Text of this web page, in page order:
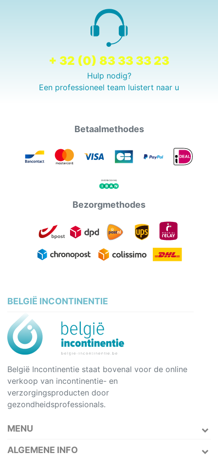
+ 32 (0) 83 33 33 23
Hulp nodig?
Een professioneel team luistert naar u
Betaalmethodes
Bezorgmethodes
BELGIË INCONTINENTIE
België Incontinentie staat bovenal voor de online
verkoop van incontinentie- en
verzorgingsproducten door
gezondheidsprofessionals.
MENU
ALGEMENE INFO